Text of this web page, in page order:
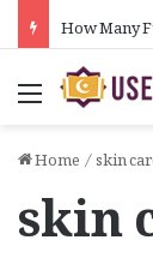
How to
Menu
Home/skin
skin